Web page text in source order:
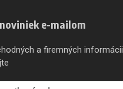
e-mailom
a firemných informácii